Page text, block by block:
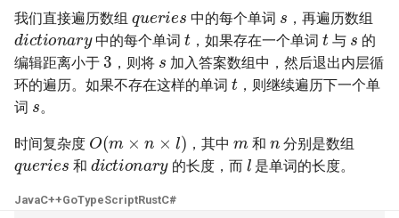
29. 顺时针打印矩阵
30. 包含 min 函数的栈
31. 栈的压入、弹出序列
32.1. 从上到下打印二叉树
32.2. 从上到下打印二叉树 II
24. 反转链表
25. 链表中的两数相加
26. 重排链表
27. 回文链表
28. 展平多级双向链表
4.4. 检查平衡性
4.5. 合法二叉搜索树
4.6. 后继者
4.8. 首个共同祖先
我们直接遍历数组 中的每个单词 ，再遍历数组
dictionary
中的每个单词
t
，如果存在一个单词
t
与
s
的
编辑距离小于
3
，则将
s
加入答案数组中，然后退出内层循
环的遍历。如果不存在这样的单词
t
，则继续遍历下一个单
词
s
。
时间复杂度
O (
，其中 和 分别是数组
queries
和
dictionary
的长度，而
l
是单词的长度。
JavaC++GoTypeScriptRustC#